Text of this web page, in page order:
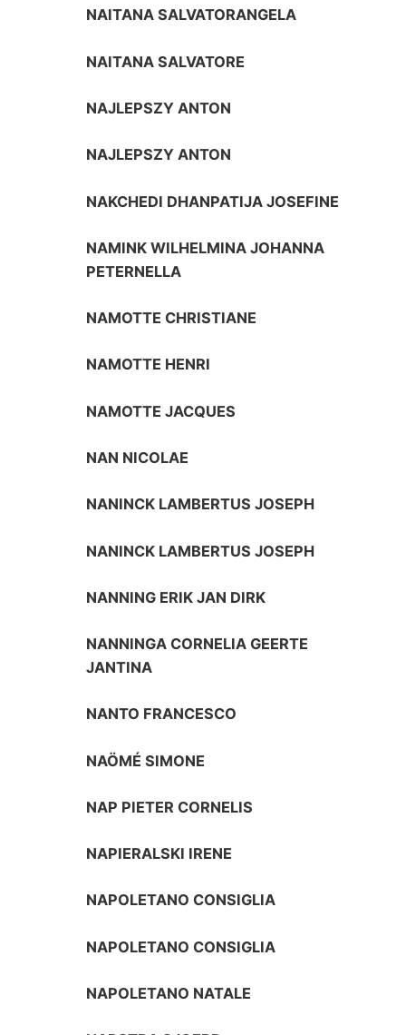
NAITANA SALVATORANGELA
NAITANA SALVATORE
NAJLEPSZY ANTON
NAJLEPSZY ANTON
NAKCHEDI DHANPATIJA JOSEFINE
NAMINK WILHELMINA JOHANNA
PETERNELLA
NAMOTTE CHRISTIANE
NAMOTTE HENRI
NAMOTTE JACQUES
NAN NICOLAE
NANINCK LAMBERTUS JOSEPH
NANINCK LAMBERTUS JOSEPH
NANNING ERIK JAN DIRK
NANNINGA CORNELIA GEERTE
JANTINA
NANTO FRANCESCO
NAÖMÉ SIMONE
NAP PIETER CORNELIS
NAPIERALSKI IRENE
NAPOLETANO CONSIGLIA
NAPOLETANO CONSIGLIA
NAPOLETANO NATALE